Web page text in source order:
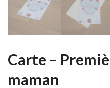
Carte –
maman